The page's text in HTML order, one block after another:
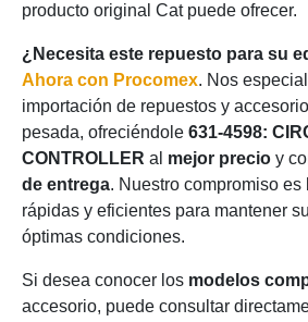
producto original Cat puede ofrecer.
¿Necesita este repuesto para su
Ahora con Procomex. Nos
importación de repuestos y
pesada, ofreciéndole 631-4598:
CONTROLLER al mejor precio y
de entrega. Nuestro compromiso
rápidas y eficientes para mantener
óptimas condiciones.
Si desea conocer los modelos
accesorio, puede consultar